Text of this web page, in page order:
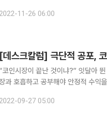
보업체 에프앤가이드에 따르면 지난
2022-11-26 06:00
[데스크칼럼] 극단적 공포,
인시장이 끝난 것이냐?” 잇달아 뛴 금리로 자산이 붕괴되는 시대에 걸맞은 질문을 받는다. 늘 시
과 호흡하고 공부해야 안정적 수익
달러(약 9818만 원)에 도달한 이후
2022-09-27 05:00